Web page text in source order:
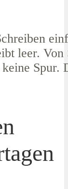
leer. Von
Spur.